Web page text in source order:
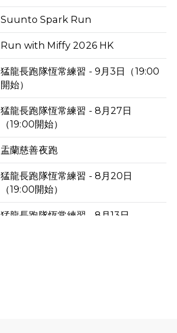
Suunto Spark Run
Run with Miffy 2026 HK
猛龍長跑隊恆常練習 - 9月3日（19:00
開始）
猛龍長跑隊恆常練習 - 8月27日
（19:00開始）
盂蘭慈善夜跑
猛龍長跑隊恆常練習 - 8月20日
（19:00開始）
猛龍長跑隊恆常練習 - 8月13日